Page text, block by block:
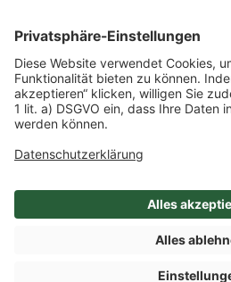
Impressum
Cookie-Einstellungen